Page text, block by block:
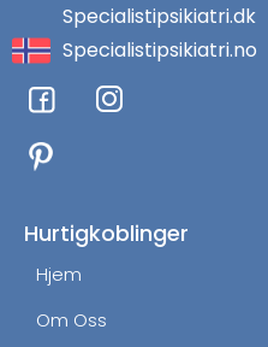
Specialistipsikiatri.dk
Specialistipsikiatri.no
F
a
c
e
o
k
I
n
g
Hurtigkoblinger
Hjem
Om Oss